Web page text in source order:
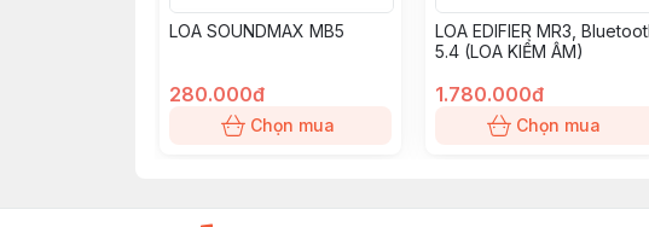
LOA SOUNDMAX MB5
280.000đ
Chọn mua
LOA EDIFIER MR3,
5.4 (LOA KIỂM ÂM)
1.780.000đ
Chọn mua